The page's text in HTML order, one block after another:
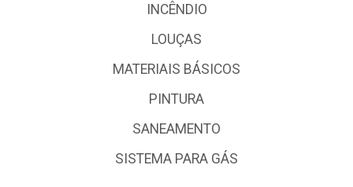
INCÊNDIO
LOUÇAS
MATERIAIS BÁSICOS
PINTURA
SANEAMENTO
SISTEMA PARA GÁS